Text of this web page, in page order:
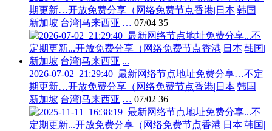
期更新…开放免费分享（网络免费节点香港|日本|韩国|
新加坡|台湾|马来西亚|… 07/04 35
2026-07-02_21:29:40_最新网络节点地址免费分享…不定
期更新…开放免费分享（网络免费节点香港|日本|韩国|
新加坡|台湾|马来西亚|… 07/02 36